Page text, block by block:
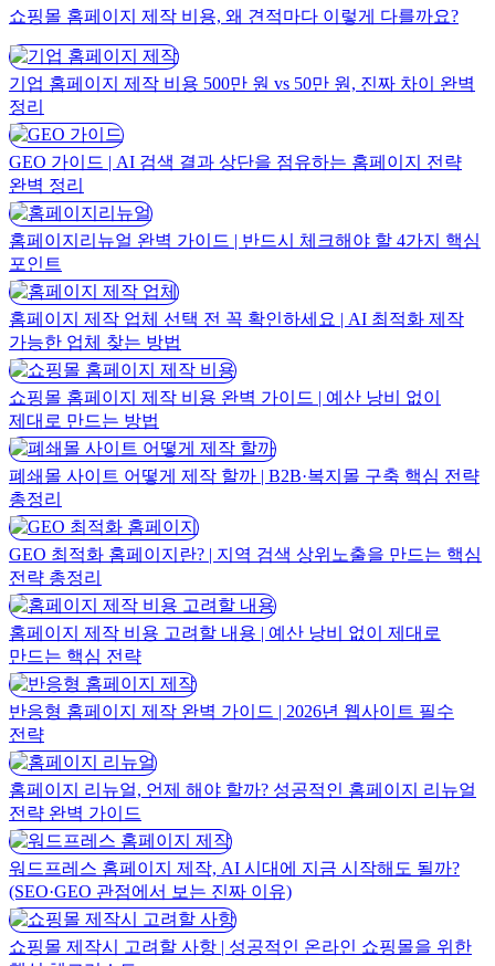
쇼핑몰 홈페이지 제작 비용, 왜 견적마다 이렇게 다를까요?
기업 홈페이지 제작 비용 500만 원 vs 50만 원, 진짜 차이 완벽
정리
GEO 가이드 | AI 검색 결과 상단을 점유하는 홈페이지 전략
완벽 정리
홈페이지리뉴얼 완벽 가이드 | 반드시 체크해야 할 4가지 핵심
포인트
홈페이지 제작 업체 선택 전 꼭 확인하세요 | AI 최적화 제작
가능한 업체 찾는 방법
쇼핑몰 홈페이지 제작 비용 완벽 가이드 | 예산 낭비 없이
제대로 만드는 방법
폐쇄몰 사이트 어떻게 제작 할까 | B2B·복지몰 구축 핵심 전략
총정리
GEO 최적화 홈페이지란? | 지역 검색 상위노출을 만드는 핵심
전략 총정리
홈페이지 제작 비용 고려할 내용 | 예산 낭비 없이 제대로
만드는 핵심 전략
반응형 홈페이지 제작 완벽 가이드 | 2026년 웹사이트 필수
전략
홈페이지 리뉴얼, 언제 해야 할까? 성공적인 홈페이지 리뉴얼
전략 완벽 가이드
워드프레스 홈페이지 제작, AI 시대에 지금 시작해도 될까?
(SEO·GEO 관점에서 보는 진짜 이유)
쇼핑몰 제작시 고려할 사항 | 성공적인 온라인 쇼핑몰을 위한